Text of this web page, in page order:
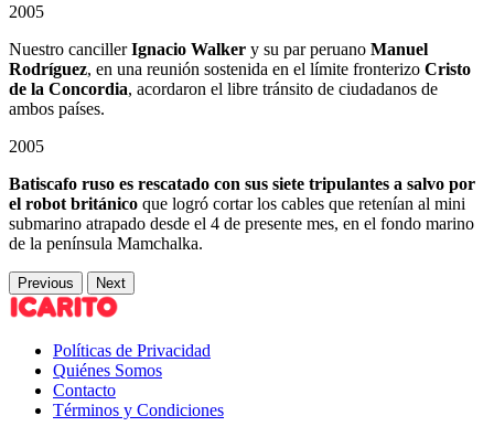
2005
Nuestro cancillerIgnacio Walker y su par peruano Manuel
Rodríguez, en una reunión sostenida en el límite fronterizo Cristo
de la Concordia, acordaron el libre tránsito de ciudadanos de
ambos países.
2005
Batiscafo ruso es rescatado con sus siete tripulantes a salvo por
el robot británico que logró cortar los cables que retenían al mini
submarino atrapado desde el 4 de presente mes, en el fondo marino
de la península Mamchalka.
Previous Next
Políticas de Privacidad
Quiénes Somos
Contacto
Términos y Condiciones